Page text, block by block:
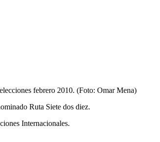
febrero 2010. (Foto: Omar Mena)
Ruta Siete dos diez.
Internacionales.